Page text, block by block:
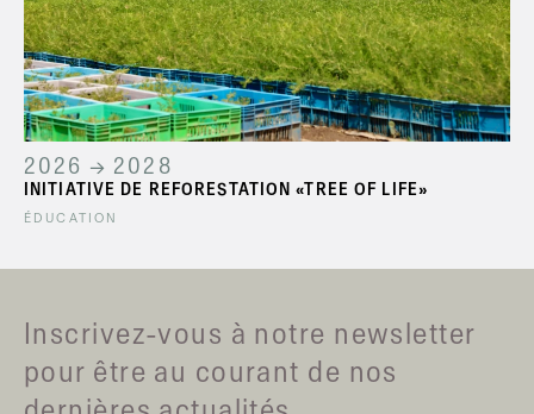
2026 → 2028
INITIATIVE DE REFORESTATION «TREE OF LIFE»
ÉDUCATION
Inscrivez-vous à notre newsletter
pour être au courant de nos